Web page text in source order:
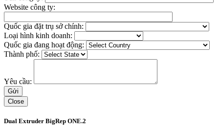
Website công ty:
Quốc gia đặt trụ sở chính:
Loại hình kinh doanh:
Quốc gia đang hoạt động:
Thành phố:
Yêu cầu:
Close
Dual Extruder BigRep ONE.2